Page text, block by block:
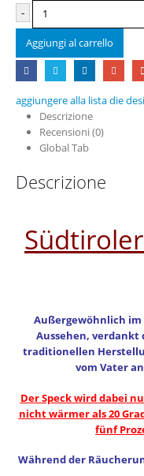
-
Aggiungi al carrello
aggiungere alla lista die
Descrizione
Recensioni (0)
Global Tab
Descrizione
Außergewöhnlich
Aussehen, verdankt
traditionellen
vom Vater
Der Speck wird dabei
nicht wärmer als 20
fünf
Während der